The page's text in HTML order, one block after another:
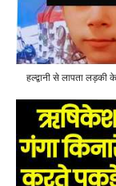
हल्द्वानी से लापता